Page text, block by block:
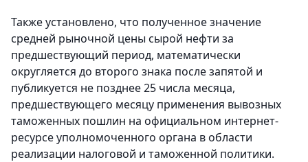
Также установлено, что полученное значение
средней рыночной цены сырой нефти за
предшествующий период, математически
округляется до второго знака после запятой и
публикуется не позднее 25 числа месяца,
предшествующего месяцу применения вывозных
таможенных пошлин на официальном интернет-
ресурсе уполномоченного органа в области
реализации налоговой и таможенной политики.